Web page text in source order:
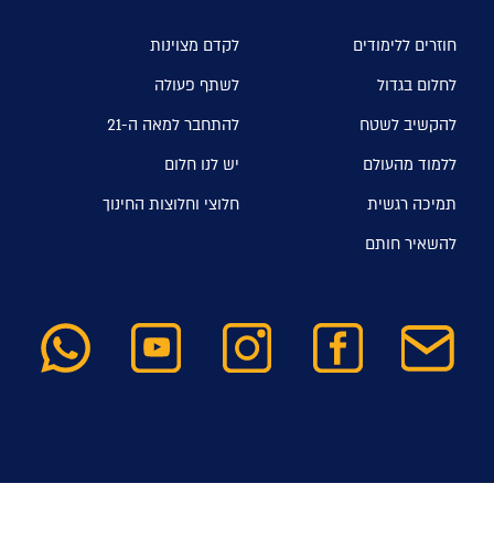
חוזרים ללימודים
לקדם מצוינות
לחלום בגדול
לשתף פעולה
להקשיב לשטח
להתחבר למאה ה-21
ללמוד מהעולם
יש לנו חלום
תמיכה רגשית
חלוצי וחלוצות החינוך
להשאיר חותם